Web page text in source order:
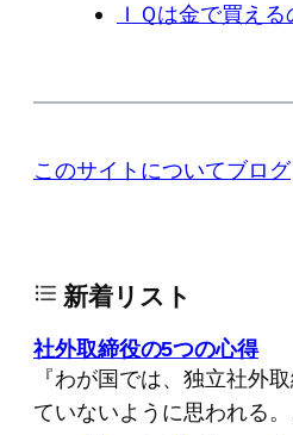
ＩＱは金で買え
このサイトについてブログ
新着リスト
社外取締役の5つの心得
『わが国では、独立社外
ていないように思われる。